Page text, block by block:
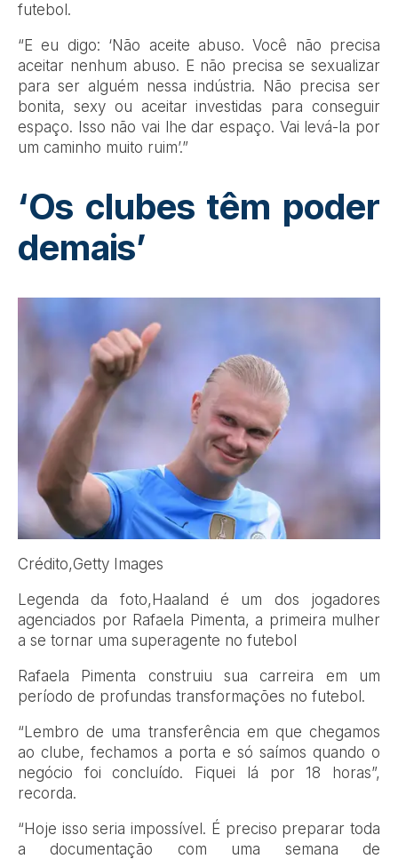
futebol.
“E eu digo: ‘Não aceite abuso. Você não precisa
aceitar nenhum abuso. E não precisa se sexualizar
para ser alguém nessa indústria. Não precisa ser
bonita, sexy ou aceitar investidas para conseguir
espaço. Isso não vai lhe dar espaço. Vai levá-la por
um caminho muito ruim’.”
‘Os clubes têm poder
demais’
Crédito,Getty Images
Legenda da foto,Haaland é um dos jogadores
agenciados por Rafaela Pimenta, a primeira mulher
a se tornar uma superagente no futebol
Rafaela Pimenta construiu sua carreira em um
período de profundas transformações no futebol.
“Lembro de uma transferência em que chegamos
ao clube, fechamos a porta e só saímos quando o
negócio foi concluído. Fiquei lá por 18 horas”,
recorda.
“Hoje isso seria impossível. É preciso preparar toda
a documentação com uma semana de